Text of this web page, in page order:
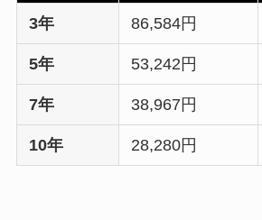
3年 86,584円
5年 53,242円
7年 38,967円
10年 28,280円